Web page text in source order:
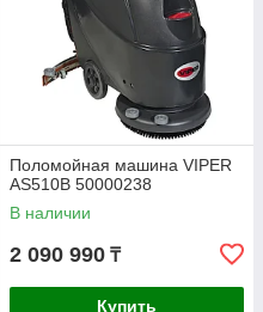
Поломойная машина VIPER
AS510B 50000238
В наличии
2 090 990 ₸
Купить